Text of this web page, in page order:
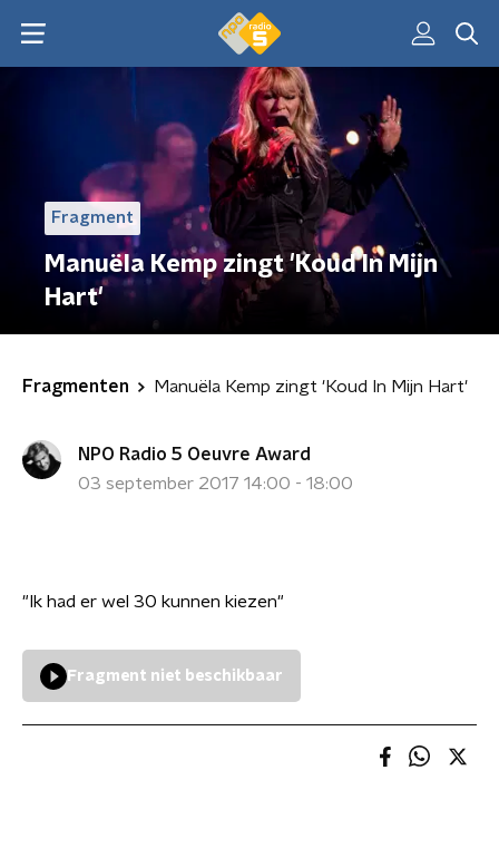
Fragment
Manuëla Kemp zingt 'Koud In Mijn
Hart'
Fragmenten Manuëla Kemp zingt 'Koud In Mijn Hart'
NPO Radio 5 Oeuvre Award
03 september 2017 14:00 - 18:00
"Ik had er wel 30 kunnen kiezen"
Fragment niet beschikbaar